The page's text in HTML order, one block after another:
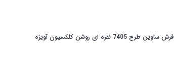
فرش ساوین طرح 7405 نقره ای روشن کلکسیون آویژه